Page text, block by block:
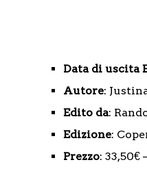
Data di uscita
Autore:
Edito da:
Edizione:
Prezzo: 33,50€